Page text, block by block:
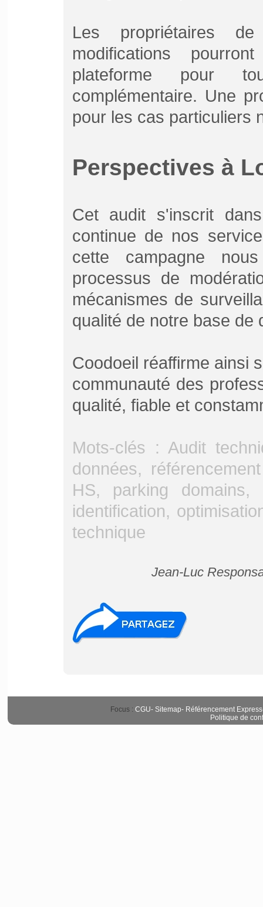
Les propriétaires
modifications
plateforme pour
complémentaire. Une
pour les cas particuliers
Perspectives à
Cet audit s'inscrit
continue de nos
cette campagne
processus de
mécanismes de
qualité de notre base de
Coodoeil réaffirme ainsi
communauté des
qualité, fiable et
Mots-clés : Audit
données,
HS, parking domains,
identification,
technique
Jean-Luc
Focus : CGU- Sitemap- Référencement Express
Politique de